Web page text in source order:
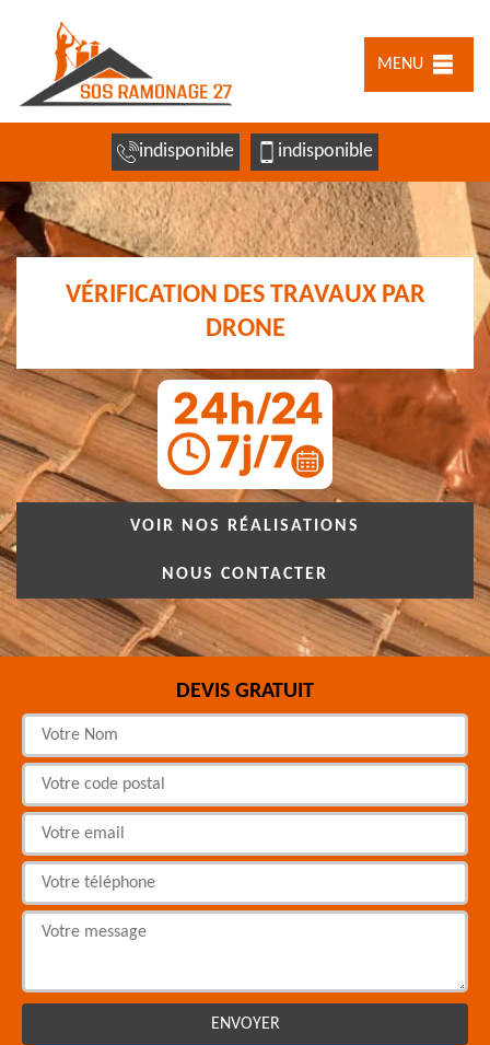
MENU
indisponible indisponible
VÉRIFICATION DES TRAVAUX PAR
DRONE
VOIR NOS RÉALISATIONS
NOUS CONTACTER
DEVIS GRATUIT